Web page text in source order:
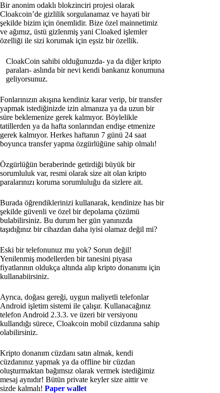
Bir anonim odaklı blokzinciri projesi olarak
Cloakcoin’de gizlilik sorgulanamaz ve hayati bir
şekilde bizim için önemlidir. Bize özel mainnetimiz
ve ağımız, üstü gizlenmiş yani Cloaked işlemler
özelliği ile sizi korumak için eşsiz bir özellik.
CloakCoin sahibi olduğunuzda- ya da diğer kripto
paraları- aslında bir nevi kendi bankanız konumuna
geliyorsunuz.
Fonlarınızın akışına kendiniz karar verip, bir transfer
yapmak istediğinizde izin almanıza ya da uzun bir
süre beklemenize gerek kalmıyor. Böylelikle
tatillerden ya da hafta sonlarından endişe etmenize
gerek kalmıyor. Herkes haftanın 7 günü 24 saat
boyunca transfer yapma özgürlüğüne sahip olmalı!
Özgürlüğün beraberinde getirdiği büyük bir
sorumluluk var, resmi olarak size ait olan kripto
paralarınızı koruma sorumluluğu da sizlere ait.
Burada öğrendiklerinizi kullanarak, kendinize has bir
şekilde güvenli ve özel bir depolama çözümü
bulabilirsiniz. Bu durum her gün yanınızda
taşıdığınız bir cihazdan daha iyisi olamaz değil mi?
Eski bir telefonunuz mu yok? Sorun değil!
Yenilenmiş modellerden bir tanesini piyasa
fiyatlarının oldukça altında alıp kripto donanımı için
kullanabiirsiniz.
Ayrıca, doğası gereği, uygun maliyetli telefonlar
Android işletim sistemi ile çalışır. Kullanacağınız
telefon Android 2.3.3. ve üzeri bir versiyonu
kullandığı sürece, Cloakcoin mobil cüzdanına sahip
olabilirsiniz.
Kripto donanım cüzdanı satın almak, kendi
cüzdanınız yapmak ya da offline bir cüzdan
oluşturmaktan bağımsız olarak vermek istediğimiz
mesaj aynıdır! Bütün private keyler size aittir ve
sizde kalmalı! Paper wallet